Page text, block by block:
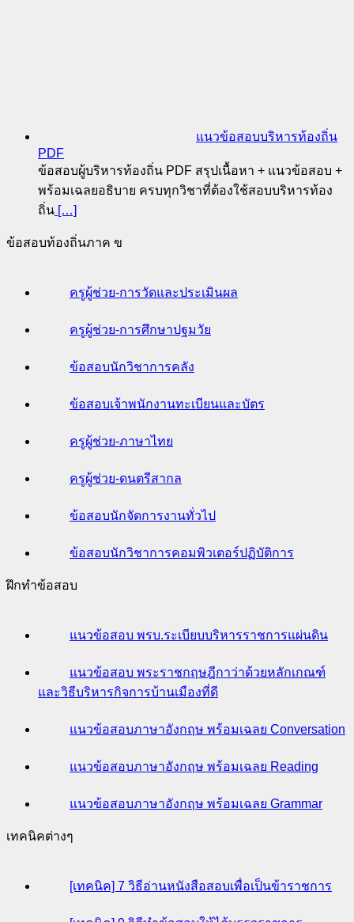
แนวข้อสอบบริหารท้องถิ่น
PDF
ข้อสอบผู้บริหารท้องถิ่น PDF สรุปเนื้อหา + แนวข้อสอบ +
พร้อมเฉลยอธิบาย ครบทุกวิชาที่ต้องใช้สอบบริหารท้อง
ถิ่น […]
ข้อสอบท้องถิ่นภาค ข
ครูผู้ช่วย-การวัดและประเมินผล
ครูผู้ช่วย-การศึกษาปฐมวัย
ข้อสอบนักวิชาการคลัง
ข้อสอบเจ้าพนักงานทะเบียนและบัตร
ครูผู้ช่วย-ภาษาไทย
ครูผู้ช่วย-ดนตรีสากล
ข้อสอบนักจัดการงานทั่วไป
ข้อสอบนักวิชาการคอมพิวเตอร์ปฏิบัติการ
ฝึกทำข้อสอบ
แนวข้อสอบ พรบ.ระเบียบบริหารราชการแผ่นดิน
แนวข้อสอบ พระราชกฤษฎีกาว่าด้วยหลักเกณฑ์
และวิธีบริหารกิจการบ้านเมืองที่ดี
แนวข้อสอบภาษาอังกฤษ พร้อมเฉลย Conversation
แนวข้อสอบภาษาอังกฤษ พร้อมเฉลย Reading
แนวข้อสอบภาษาอังกฤษ พร้อมเฉลย Grammar
เทคนิคต่างๆ
[เทคนิค] 7 วิธีอ่านหนังสือสอบเพื่อเป็นข้าราชการ